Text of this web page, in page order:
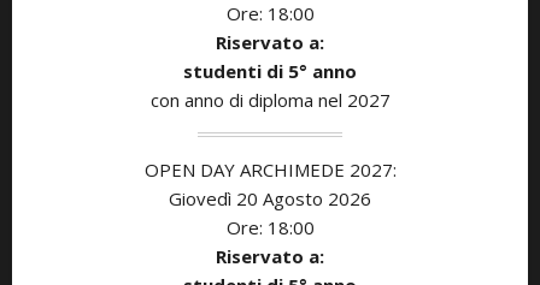
Ore: 18:00
Riservato a:
studenti di 5° anno
con anno di diploma nel 2027
OPEN DAY ARCHIMEDE 2027:
Giovedì 20 Agosto 2026
Ore: 18:00
Riservato a: